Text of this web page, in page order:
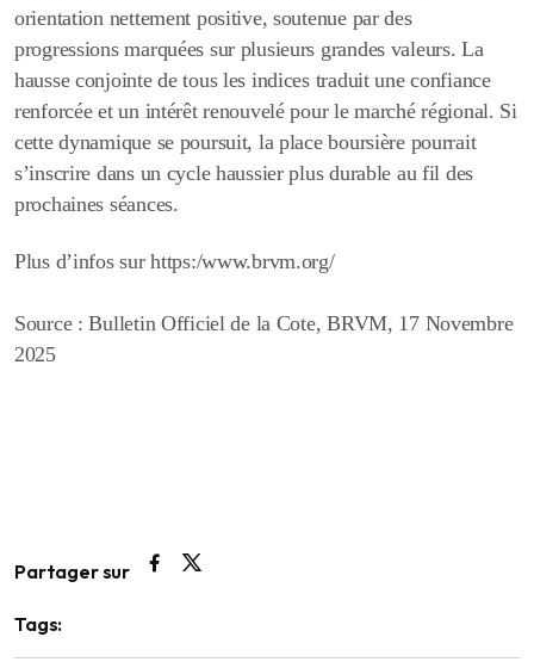
orientation nettement positive, soutenue par des
progressions marquées sur plusieurs grandes valeurs. La
hausse conjointe de tous les indices traduit une confiance
renforcée et un intérêt renouvelé pour le marché régional. Si
cette dynamique se poursuit, la place boursière pourrait
s’inscrire dans un cycle haussier plus durable au fil des
prochaines séances.
Plus d’infos sur https:/www.brvm.org/
Source : Bulletin Officiel de la Cote, BRVM, 17 Novembre
2025
Partager sur
Tags: